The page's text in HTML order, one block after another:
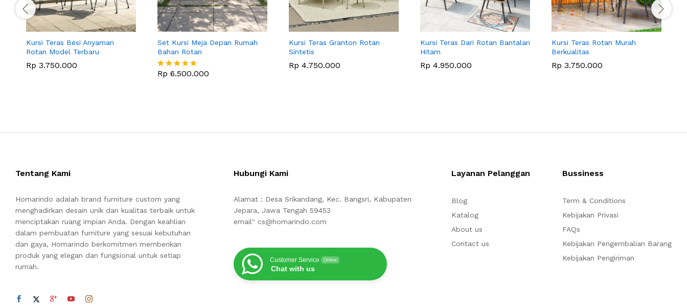
Kursi Teras Besi Anyaman
Rotan Model Terbaru
Rp 3.750.000
Set Kursi Meja Depan Rumah
Bahan Rotan
Dinilai
Rp 6.500.000
Kursi Teras Granton Rotan
Sintetis
Rp 4.750.000
Kursi Teras Dari Rotan Bantalan
Hitam
Rp 4.950.000
Kursi Teras Rotan Murah
Berkualitas
Rp 3.750.000
Tentang Kami
Homarindo adalah brand furniture custom yang
menghadirkan desain unik dan kualitas terbaik untuk
menciptakan ruang impian Anda. Dengan keahlian
dalam pembuatan furniture yang sesuai kebutuhan
dan gaya, Homarindo berkomitmen memberikan
produk yang elegan dan fungsional untuk setiap
rumah.
Hubungi Kami
Alamat : Desa Srikandang, Kec. Bangsri, Kabupaten
Jepara, Jawa Tengah 59453
email" cs@homarindo.com
Customer Service Online
Chat with us
Layanan Pelanggan
Blog
Katalog
About us
Contact us
Bussiness
Term & Conditions
Kebijakan Privasi
FAQs
Kebijakan Pengembalian Barang
Kebijakan Pengiriman